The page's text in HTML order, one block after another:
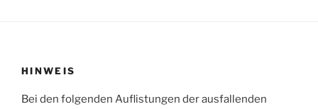
HINWEIS
Bei den folgenden Auflistungen der ausfallenden